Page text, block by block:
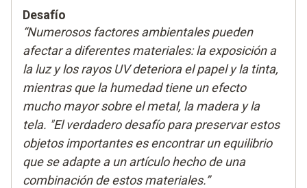
Desafío
“Numerosos factores ambientales pueden
afectar a diferentes materiales: la exposición a
la luz y los rayos UV deteriora el papel y la tinta,
mientras que la humedad tiene un efecto
mucho mayor sobre el metal, la madera y la
tela. "El verdadero desafío para preservar estos
objetos importantes es encontrar un equilibrio
que se adapte a un artículo hecho de una
combinación de estos materiales.”